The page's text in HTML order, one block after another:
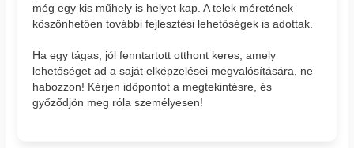
még egy kis műhely is helyet kap. A telek méretének
köszönhetően további fejlesztési lehetőségek is adottak.
Ha egy tágas, jól fenntartott otthont keres, amely
lehetőséget ad a saját elképzelései megvalósítására, ne
habozzon! Kérjen időpontot a megtekintésre, és
győződjön meg róla személyesen!